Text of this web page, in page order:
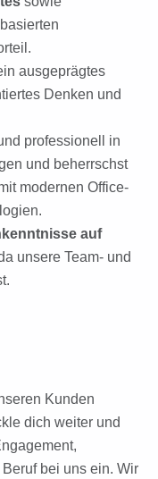
ausgeprägtes
Denken und
professionell in
und beherrschst
modernen Office-
auf
unsere Team- und
Kunden
dich weiter und
bei uns ein. Wir